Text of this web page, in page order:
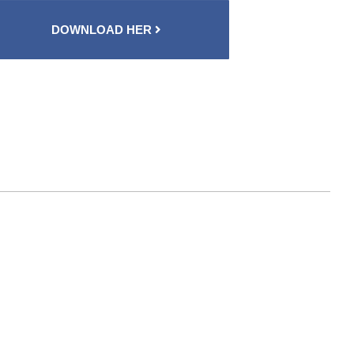
DOWNLOAD HER